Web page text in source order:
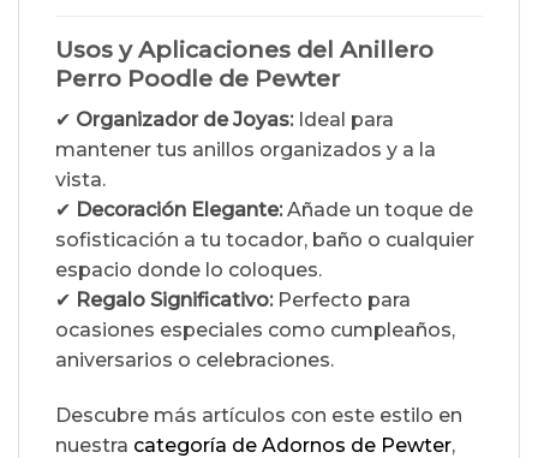
Usos y Aplicaciones del Anillero
Perro Poodle de Pewter
✔ Organizador de Joyas:Ideal para
mantener tus anillos organizados y a la
vista.
✔ Decoración Elegante:Añade un toque de
sofisticación a tu tocador, baño o cualquier
espacio donde lo coloques.
✔ Regalo Significativo:Perfecto para
ocasiones especiales como cumpleaños,
aniversarios o celebraciones.
Descubre más artículos con este estilo en
nuestra categoría de Adornos de Pewter,